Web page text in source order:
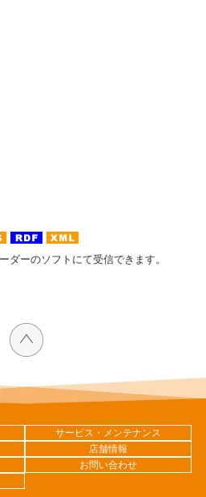
ダーのソフトにて受信できます。
サービス・メンテナンス
店舗情報
お問い合わせ